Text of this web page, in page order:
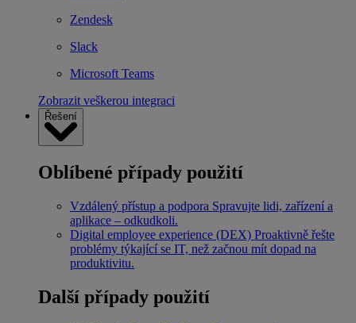
Zendesk
Slack
Microsoft Teams
Zobrazit veškerou integraci
Řešení
Oblíbené případy použití
Vzdálený přístup a podpora Spravujte lidi, zařízení a
aplikace – odkudkoli.
Digital employee experience (DEX) Proaktivně řešte
problémy týkající se IT, než začnou mít dopad na
produktivitu.
Další případy použití